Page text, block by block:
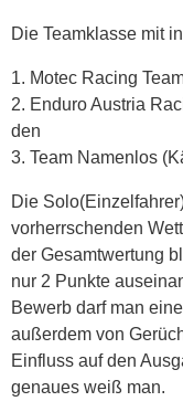
Die Teamklasse mit
1. Motec Racing
2. Enduro Austria
den
3. Team Namenlos
Die
vorherrschenden
der Gesamtwertung
nur 2 Punkte
Bewerb darf man
außerdem von
Einfluss auf den
genaues weiß man.